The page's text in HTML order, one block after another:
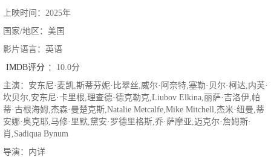
上映时间：2025年
国家/地区：美国
影片语言：英语
IMDB评分 ：10.0分
主演：安东尼·麦凯,斯蒂芬妮·比翠丝,威尔·阿奈特,塞勒·贝尔·柯达,内芙·
坎贝尔,安东尼·卡里根,理查德·德克勒克,Liubov Elkina,丽萨·吉洛伊,帕
蒂·古根海姆,杰森·曼楚克斯,Natalie Metcalfe,Mike Mitchell,杰米·纽曼,蒂
安娜·奥克耶,马修·里默,黛安·罗德里格斯,乔·萨摩亚,迈克尔·詹姆斯·
肖,Sadiqua Bynum
导演：内详